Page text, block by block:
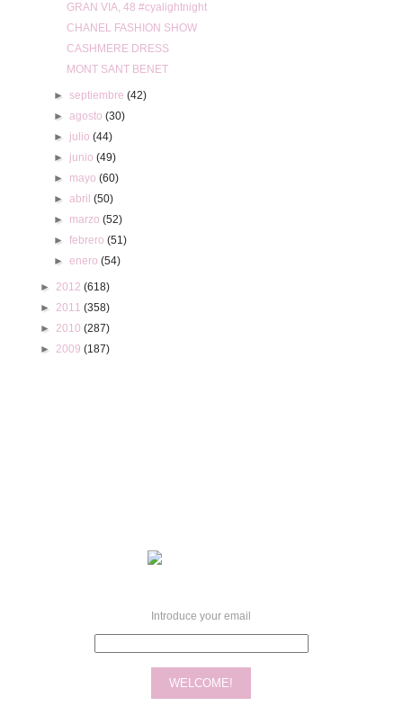
GRAN VIA, 48 #cyalightnight
CHANEL FASHION SHOW
CASHMERE DRESS
MONT SANT BENET
► septiembre (42)
► agosto (30)
► julio (44)
► junio (49)
► mayo (60)
► abril (50)
► marzo (52)
► febrero (51)
► enero (54)
►2012(618)
►2011(358)
►2010(287)
►2009(187)
Introduce your email